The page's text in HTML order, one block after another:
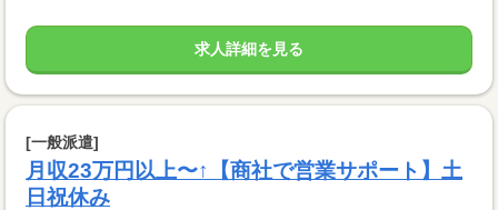
求人詳細を見る
[一般派遣]
月収23万円以上〜↑【商社で営業サポート】土
日祝休み